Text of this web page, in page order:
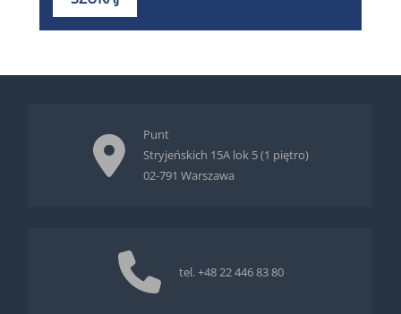
Punt
Stryjeńskich 15A lok 5 (1 piętro)
02-791 Warszawa
tel. +48 22 446 83 80